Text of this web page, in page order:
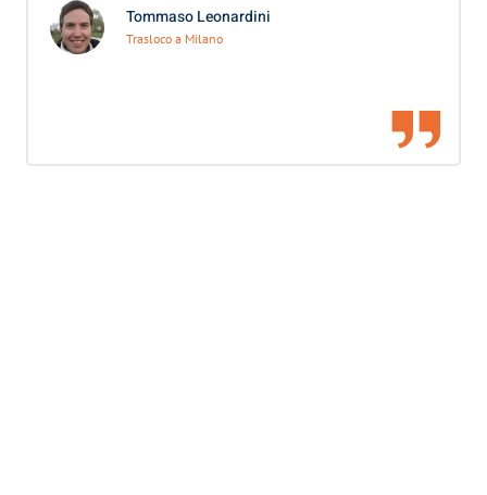
Tommaso Leonardini
Trasloco a Milano